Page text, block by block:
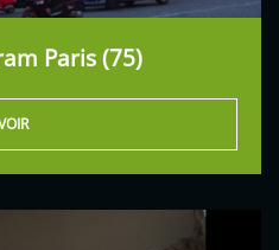
Paris (75)